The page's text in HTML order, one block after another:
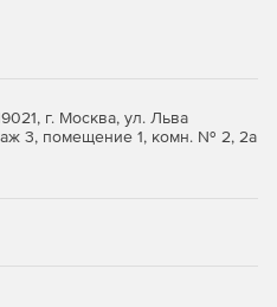
г. Москва, ул. Льва
3, помещение 1, комн. № 2, 2а